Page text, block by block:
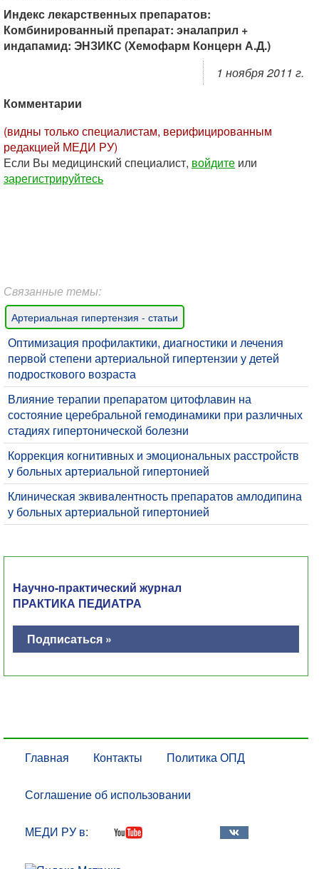
Индекс лекарственных препаратов:
Комбинированный препарат: эналаприл +
индапамид: ЭНЗИКС (Хемофарм Концерн А.Д.)
1 ноября 2011 г.
Комментарии
(видны только специалистам, верифицированным
редакцией МЕДИ РУ)
Если Вы медицинский специалист, войдите или
зарегистрируйтесь
Связанные темы:
Артериальная гипертензия - статьи
Оптимизация профилактики, диагностики и лечения
первой степени артериальной гипертензии у детей
подросткового возраста
Влияние терапии препаратом цитофлавин на
состояние церебральной гемодинамики при различных
стадиях гипертонической болезни
Коррекция когнитивных и эмоциональных расстройств
у больных артериальной гипертонией
Клиническая эквивaлентность препаратов амлодипина
у больных артериaльной гипертонией
Научно-практический журнал
ПРАКТИКА ПЕДИАТРА
Подписаться »
Главная Контакты Политика ОПД
Соглашение об использовании
МЕДИ РУ в: